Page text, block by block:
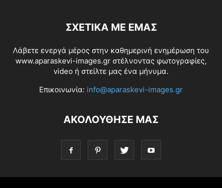
ΣΧΕΤΙΚΆ ΜΕ ΕΜΆΣ
Λάβετε ενεργά μέρος στην καθημερινή ενημέρωση του
www.aparaskevi-images.gr στέλνοντας φωτογραφίες,
video ή στείλτε μας ένα μήνυμα.
Επικοινωνία: info@aparaskevi-images.gr
ΑΚΟΛΟΥΘΗΣΕ ΜΑΣ